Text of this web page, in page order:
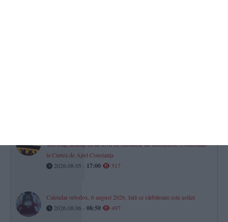
Trei frați, acuzați că au lovit cu sălbăticie un taximetrist! Contestație
la Curtea de Apel Constanța
2026.08.05 - 17:00 517
Calendar ortodox, 6 august 2026. Iată ce sărbătoare este astăzi
2026.08.06 - 08:50 497